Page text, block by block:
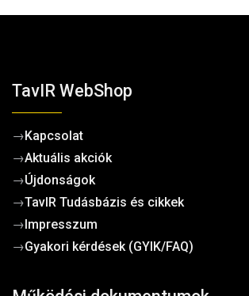
TavIR WebShop
→Kapcsolat
→Aktuális akciók
→Újdonságok
→TavIR Tudásbázis és cikkek
→ Impresszum
→Gyakori kérdések (GYIK/FAQ)